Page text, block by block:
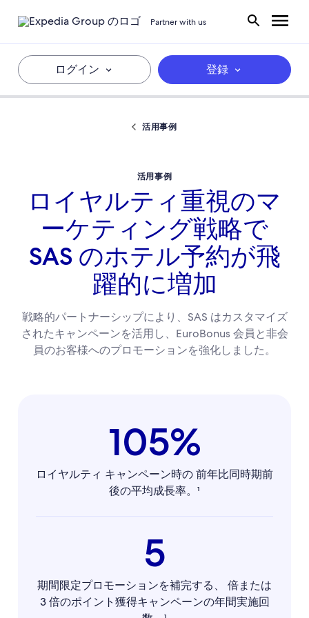
Partner with us
ログイン 登録
活用事例
活用事例
ロイヤルティ重視のマ
ーケティング戦略で
SAS のホテル予約が飛
躍的に増加
戦略的パートナーシップにより、SAS はカスタマイズ
されたキャンペーンを活用し、EuroBonus 会員と非会
員のお客様へのプロモーションを強化しました。
105%
ロイヤルティ キャンペーン時の 前年比同時期前
後の平均成長率。¹
5
期間限定プロモーションを補完する、 倍または
3 倍のポイント獲得キャンペーンの年間実施回